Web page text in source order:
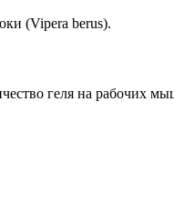
(Vipera berus).
геля на рабочих